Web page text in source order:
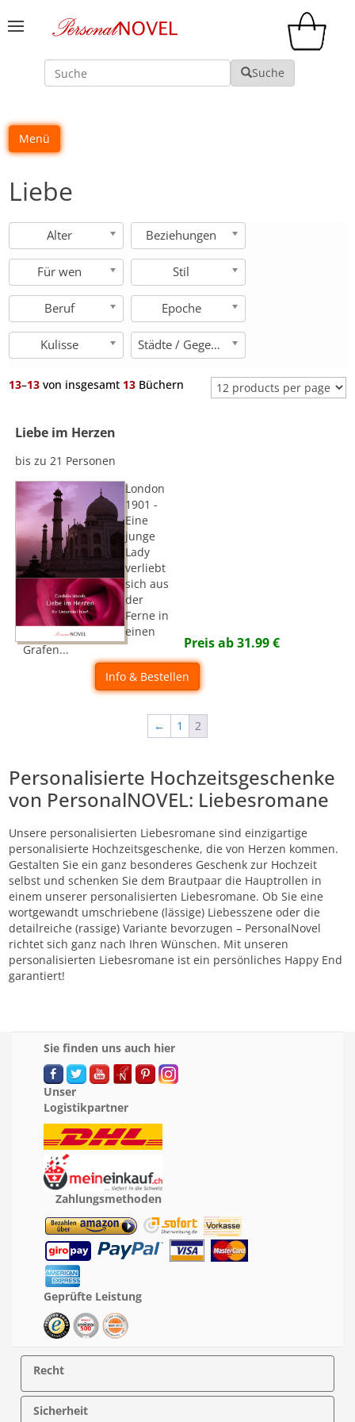
Suche Suche
Menü
Liebe
Alter Beziehungen
Für wen Stil
Beruf Epoche
Kulisse Städte / Gegenden
13–13 von insgesamt 13 Büchern
Liebe im Herzen
bis zu 21 Personen
London
1901 -
Eine
junge
Lady
verliebt
sich aus
der
Ferne in
einen
Grafen...
Preis ab31.99€
Info & Bestellen
← 1 2
Personalisierte Hochzeitsgeschenke
von PersonalNOVEL: Liebesromane
Unsere personalisierten Liebesromane sind einzigartige
personalisierte Hochzeitsgeschenke, die von Herzen kommen.
Gestalten Sie ein ganz besonderes Geschenk zur Hochzeit
selbst und schenken Sie dem Brautpaar die Hauptrollen in
einem unserer personalisierten Liebesromane. Ob Sie eine
wortgewandt umschriebene (lässige) Liebesszene oder die
detailreiche (rassige) Variante bevorzugen – PersonalNovel
richtet sich ganz nach Ihren Wünschen. Mit unseren
personalisierten Liebesromane ist ein persönliches Happy End
garantiert!
Sie finden uns auch hier
Unser
Logistikpartner
Zahlungsmethoden
Geprüfte Leistung
Recht
Sicherheit